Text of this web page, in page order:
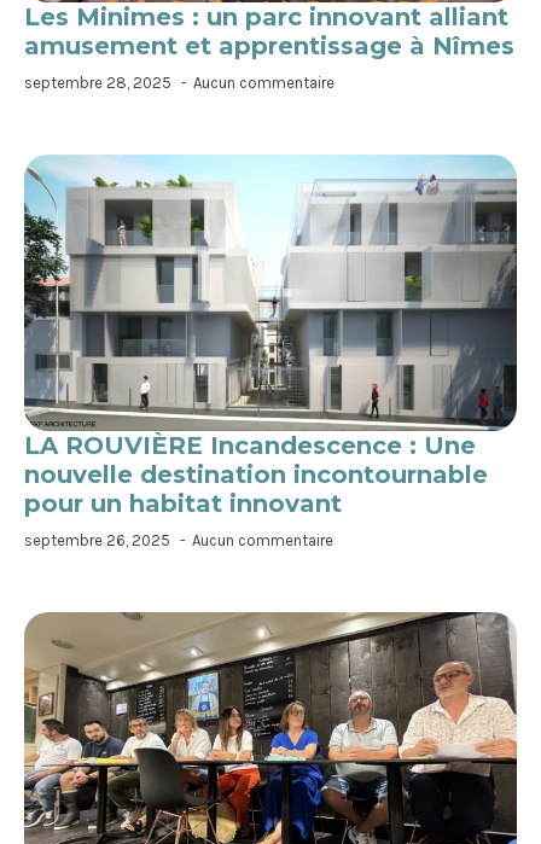
Les Minimes : un parc innovant alliant
amusement et apprentissage à Nîmes
septembre 28, 2025 Aucun commentaire
LA ROUVIÈRE Incandescence : Une
nouvelle destination incontournable
pour un habitat innovant
septembre 26, 2025 Aucun commentaire